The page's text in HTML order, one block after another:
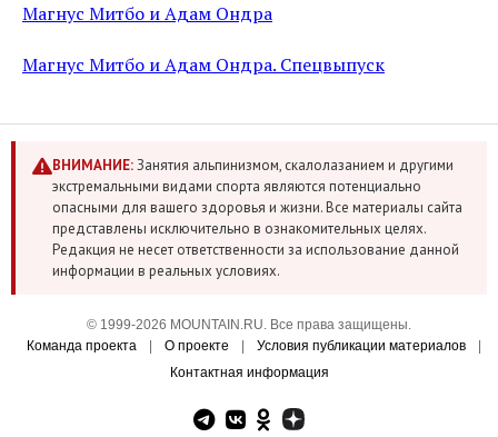
Магнус Митбо и Адам Ондра
Магнус Митбо и Адам Ондра. Спецвыпуск
ВНИМАНИЕ:Занятия альпинизмом, скалолазанием и другими
экстремальными видами спорта являются потенциально
опасными для вашего здоровья и жизни. Все материалы сайта
представлены исключительно в ознакомительных целях.
Редакция не несет ответственности за использование данной
информации в реальных условиях.
© 1999-2026 MOUNTAIN.RU. Все права защищены.
Команда проекта
О проекте Условия публикации материалов
Контактная информация